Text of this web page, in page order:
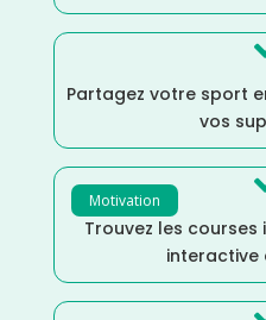
Partagez votre sport
vos
Motivation
Trouvez les
interactive